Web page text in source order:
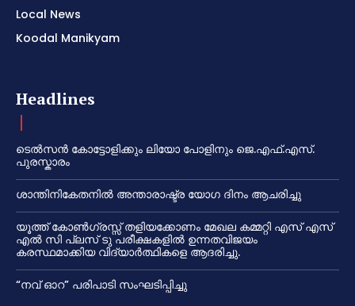
Local News
Koodal Manikyam
Headlines
ടെൽസൻ കോട്ടോളിക്കും ലിയോ പോളിനും ജെ.എഫ്.എസ്.
പുരസ്കാരം
ശാന്തിനികേതനിൽ അന്താരാഷ്ട്ര യോഗ ദിനം ആചരിച്ചു
യൂത്ത് കോൺഗ്രസ്സ് തളിയക്കോണം മേഖല കമ്മറ്റി എസ് എസ്
എൽ സി പ്ലസ് ടു പരീക്ഷകളിൽ ഉന്നതവിജയം
കരസ്ഥമാക്കിയ വിദ്യാർത്ഥികളെ ആദരിച്ചു.
“നവ് ഓറ” പരിപാടി സംഘടിപ്പിച്ചു